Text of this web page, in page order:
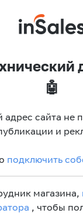
🤖
адрес сайта не
и
подключить
магазина,
, чтобы